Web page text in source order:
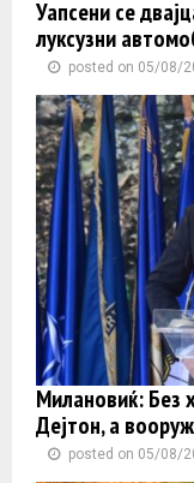
Уапсени се
луксузни
posted on 05/08/
Милановиќ: Без
Дејтон, а
posted on 05/08/